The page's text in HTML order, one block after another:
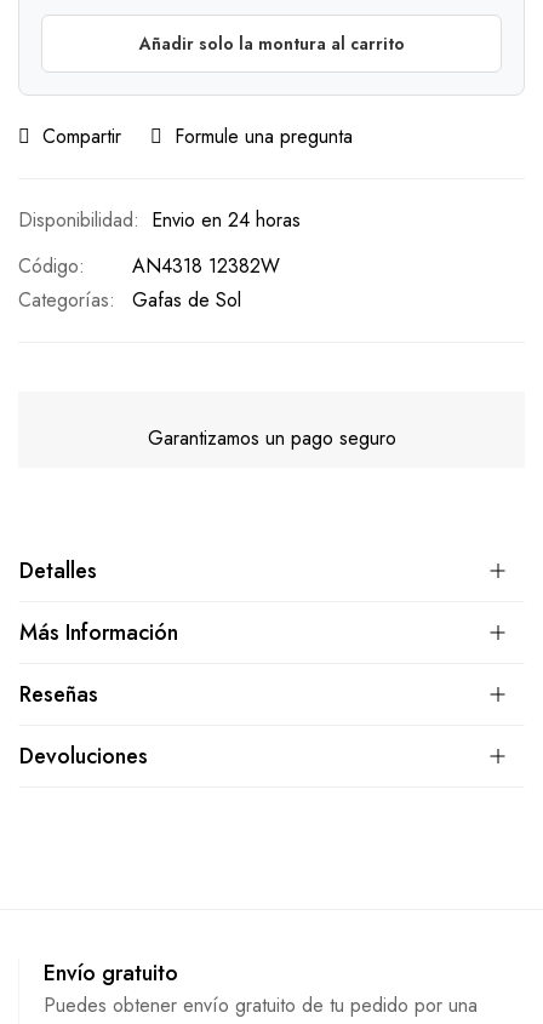
Añadir solo la montura al carrito
Compartir Formule una pregunta
Envio en 24 horas
Código
AN4318 12382W
Categorías:
Gafas de Sol
Garantizamos un pago seguro
Detalles
Más Información
Reseñas
Devoluciones
Envío gratuito
Puedes obtener envío gratuito de tu pedido por una